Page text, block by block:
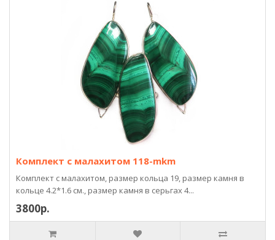
Комплект с малахитом 118-mkm
Комплект с малахитом, размер кольца 19, размер камня в
кольце 4.2*1.6 см., размер камня в серьгах 4...
3800р.